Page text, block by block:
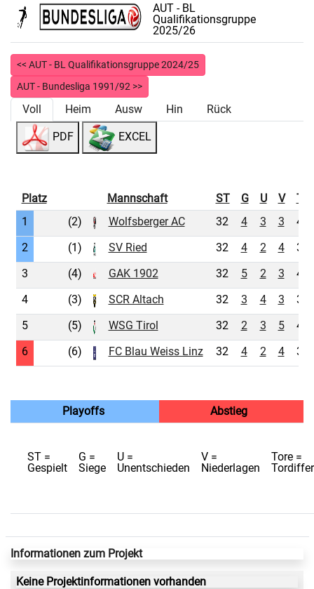
AUT - BL
Qualifikationsgruppe
2025/26
<< AUT - BL Qualifikationsgruppe 2024/25
AUT - Bundesliga 1991/92 >>
Voll Heim Ausw Hin Rück
PDF EXCEL
Platz Mannschaft ST G U V
1
(2) Wolfsberger AC 32 4 3 3
2
(1) SV Ried 32 4 2 4
3
(4) GAK 1902 32 5 2 3
4
(3) SCR Altach 32 3 4 3
5
(5) WSG Tirol 32 2 3 5
6
(6) FC Blau Weiss Linz 32 4 2 4
Playoffs Abstieg
ST =
Gespielt
G =
Siege
U =
Unentschieden
V =
Niederlagen
Tore =
Informationen zum Projekt
Keine Projektinformationen vorhanden